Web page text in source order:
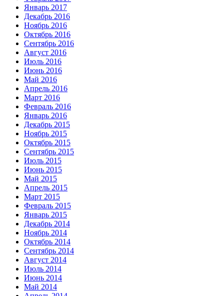
Январь 2017
Декабрь 2016
Ноябрь 2016
Октябрь 2016
Сентябрь 2016
Август 2016
Июль 2016
Июнь 2016
Май 2016
Апрель 2016
Март 2016
Февраль 2016
Январь 2016
Декабрь 2015
Ноябрь 2015
Октябрь 2015
Сентябрь 2015
Июль 2015
Июнь 2015
Май 2015
Апрель 2015
Март 2015
Февраль 2015
Январь 2015
Декабрь 2014
Ноябрь 2014
Октябрь 2014
Сентябрь 2014
Август 2014
Июль 2014
Июнь 2014
Май 2014